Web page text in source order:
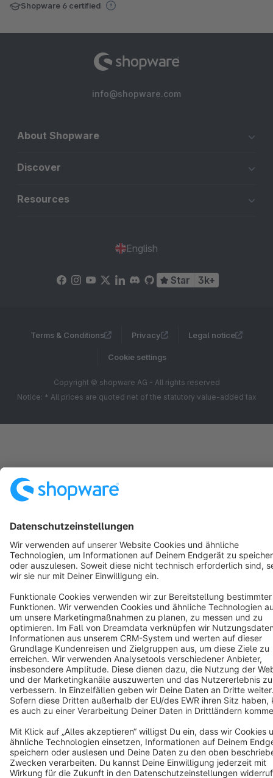
Shopware 6 certified
info@shopware.com
About Shopware
Discover
Resources
English
Star 3k+
Terms & Conditions Privacy Legal notice
Cookie settings
Copyright © shopware AG - All rights reserved
Notice: * All prices are quoted net of the statutory value-added tax